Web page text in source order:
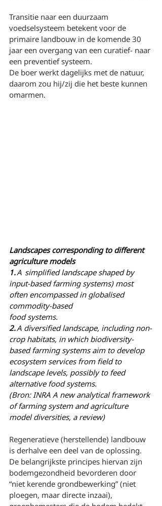
Transitie naar een duurzaam
voedselsysteem betekent voor de
primaire landbouw in de komende 30
jaar een overgang van een curatief- naar
een preventief systeem.
De boer werkt dagelijks met de natuur,
daarom zou hij/zij die het beste kunnen
omarmen.
Landscapes corresponding to different
agriculture models
1. A  simplified landscape shaped by
input-based farming systems) most
often encompassed in globalised
commodity-based
food systems.
2. A diversified landscape, including non-
crop habitats, in which biodiversity-
based farming systems aim to develop
ecosystem services from field to
landscape levels, possibly to feed
alternative food systems.
(Bron: INRA A new analytical framework
of farming system and agriculture
model diversities, a review)
Regeneratieve (herstellende) landbouw
is derhalve een deel van de oplossing.
De belangrijkste principes hiervan zijn
bodemgezondheid bevorderen door
“niet kerende grondbewerking” (niet
ploegen, maar directe inzaai),